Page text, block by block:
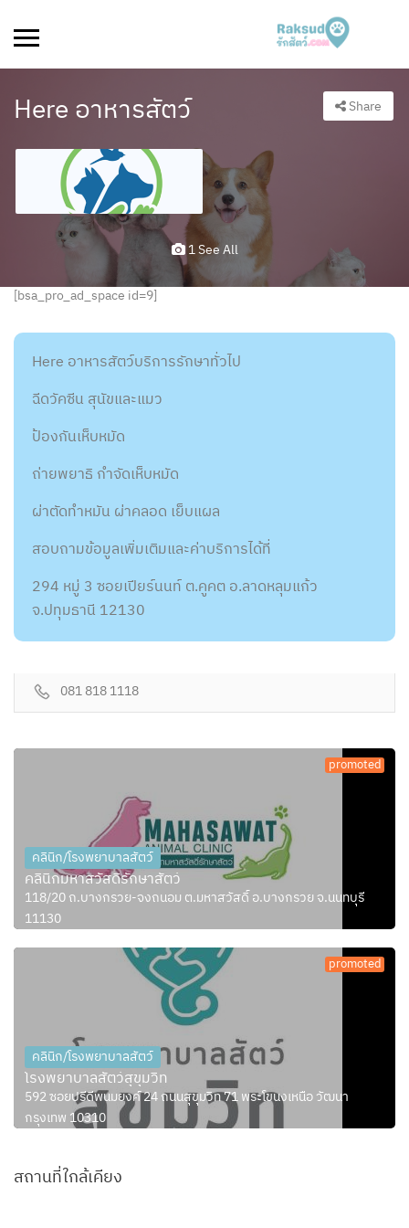
Here อาหารสัตว์ Share
1 See All
[bsa_pro_ad_space id=9]
Here อาหารสัตว์บริการรักษาทั่วไป
ฉีดวัคซีน สุนัขและแมว
ป้องกันเห็บหมัด
ถ่ายพยาธิ กำจัดเห็บหมัด
ผ่าตัดทำหมัน ผ่าคลอด เย็บแผล
สอบถามข้อมูลเพิ่มเติมและค่าบริการได้ที่
294 หมู่ 3 ซอยเปียร์นนท์ ต.คูคต อ.ลาดหลุมแก้ว
จ.ปทุมธานี 12130
081 818 1118
promoted
คลินิก/โรงพยาบาลสัตว์
คลินิกมหาสวัสดิ์รักษาสัตว์
118/20 ถ.บางกรวย-จงถนอม ต.มหาสวัสดิ์ อ.บางกรวย จ.นนทบุรี
11130
promoted
คลินิก/โรงพยาบาลสัตว์
โรงพยาบาลสัตว์สุขุมวิท
592 ซอยปรีดีพนมยงค์ 24 ถนนสุขุมวิท 71 พระโขนงเหนือ วัฒนา
กรุงเทพ 10310
สถานที่ใกล้เคียง